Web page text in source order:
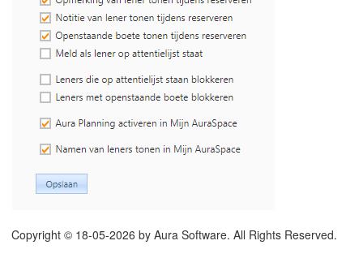
Copyright © 18-05-2026 by Aura Software. All Rights Reserved.